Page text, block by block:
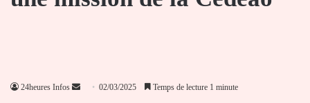
24heures Infos
Envoyer02/03/2025 Temps de lecture 1 minute